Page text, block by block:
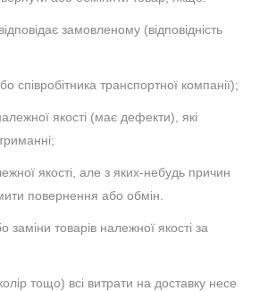
замовленому (відповідність
співробітника транспортної компанії);
якості (має дефекти), які
якості, але з яких-небудь причин
повернення або обмін.
заміни товарів належної якості за
тощо) всі витрати на доставку несе